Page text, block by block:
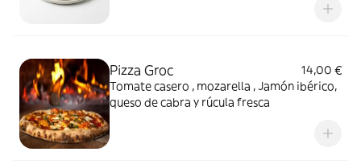
Pizza Groc
14,00 €
Tomate casero , mozarella , Jamón ibérico,
queso de cabra y rúcula fresca